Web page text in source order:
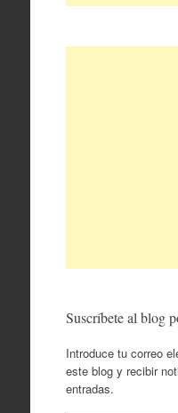
Suscríbete al blog
Introduce tu correo
este blog y recibir
entradas.